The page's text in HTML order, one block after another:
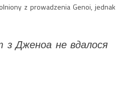
z prowadzenia Genoi, jednak
з Дженоа не вдалося